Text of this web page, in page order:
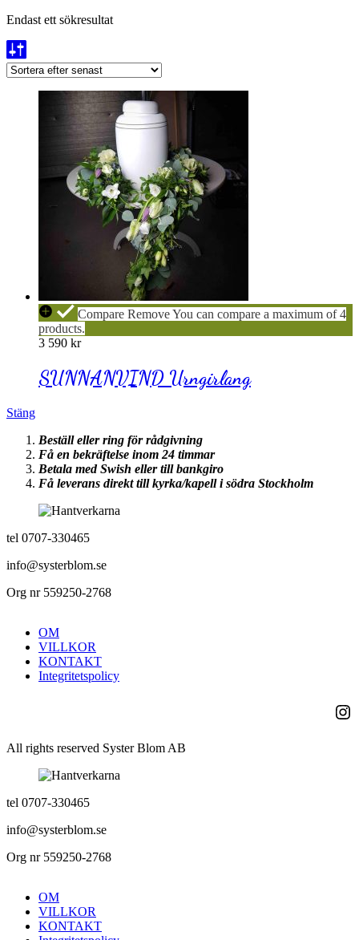
Endast ett sökresultat
SUNNANVIND
Urngirlang
CompareRemoveYou can compare a maximum of 4
products.
3 590 kr
SUNNANVIND Urngirlang
Stäng
Beställ eller ring för rådgivning
Få en bekräftelse inom 24 timmar
Betala med Swish eller till bankgiro
Få leverans direkt till kyrka/kapell i södra Stockholm
tel 0707-330465
info@systerblom.se
Org nr 559250-2768
OM
VILLKOR
KONTAKT
Integritetspolicy
All rights reserved Syster Blom AB
tel 0707-330465
info@systerblom.se
Org nr 559250-2768
OM
VILLKOR
KONTAKT